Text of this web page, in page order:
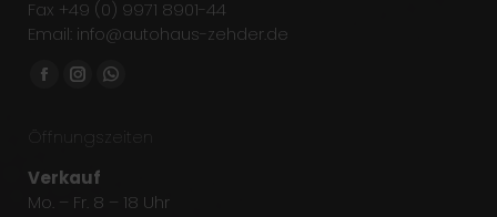
Fax +49 (0) 9971 8901-44
Email: info@autohaus-zehder.de
Finden Sie uns auf:
Facebook
opens
in
new
Instagram
opens
in
new
Whatsapp
opens
new
Öffnungszeiten
Verkauf
Mo. – Fr. 8 – 18 Uhr